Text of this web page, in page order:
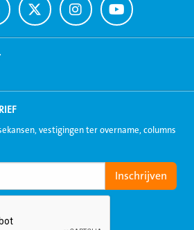
Ga
naar
Twitter
Ga
naar
Instagram
Ga
naar
Youtube
vestigingen ter overname, columns